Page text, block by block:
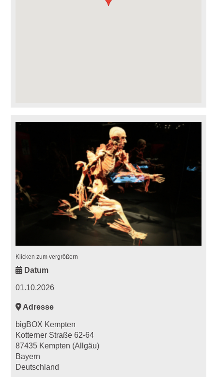
Klicken zum vergrößern
Datum
01.10.2026
Adresse
bigBOX Kempten
Kotterner Straße 62-64
87435 Kempten (Allgäu)
Bayern
Deutschland